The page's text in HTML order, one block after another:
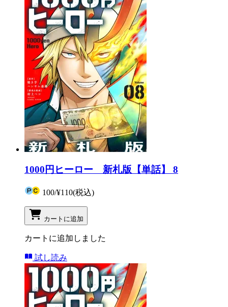
1000円ヒーロー 新札版【単話】 8
100/¥110(税込)
カートに追加
カートに追加しました
試し読み